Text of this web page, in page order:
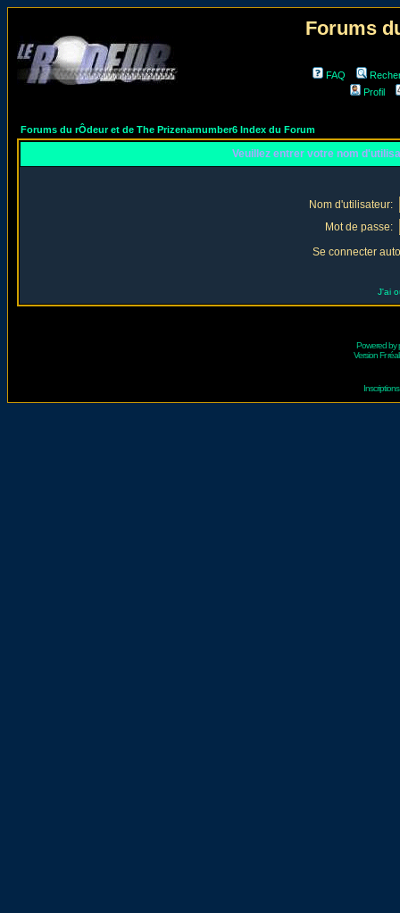
Forums
FAQ
Profil
Forums du rÔdeur et de The Prizenarnumber6 Index du Forum
Veuillez entrer votre nom
Nom d'utilisateur:
Mot de passe:
Se connecter
J'ai
Powered by
Version Fr